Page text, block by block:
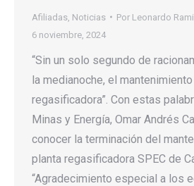
Afiliadas Noticias Por Leonardo
6 noviembre, 2024
“Sin un solo segundo de
la medianoche, el
regasificadora”. Con estas
Minas y Energía, Omar Andrés
conocer la terminación del
planta regasificadora SPEC de
“Agradecimiento especial a los